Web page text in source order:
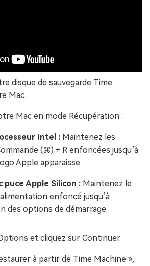
disque de sauvegarde Time
Mac.
Mac en mode Récupération :
Intel : Maintenez les
(⌘) + R enfoncées jusqu’à
Apple apparaisse.
puce Apple Silicon : Maintenez le
enfoncé jusqu’à
des options de démarrage.
et cliquez sur Continuer.
à partir de Time Machine »,